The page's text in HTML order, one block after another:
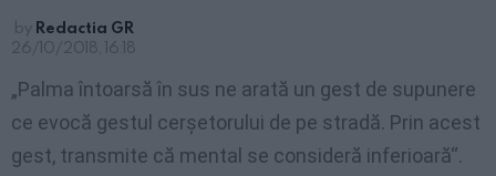
by Redactia GR
26/10/2018, 16:18
„Palma întoarsă în sus ne arată un gest de supunere
ce evocă gestul cerşetorului de pe stradă. Prin acest
gest, transmite că mental se consideră inferioară“.